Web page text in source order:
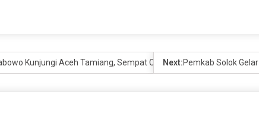
Kunjungi Aceh Tamiang, Sempat Cium Kepala Bocah
Next:Pemkab Solok